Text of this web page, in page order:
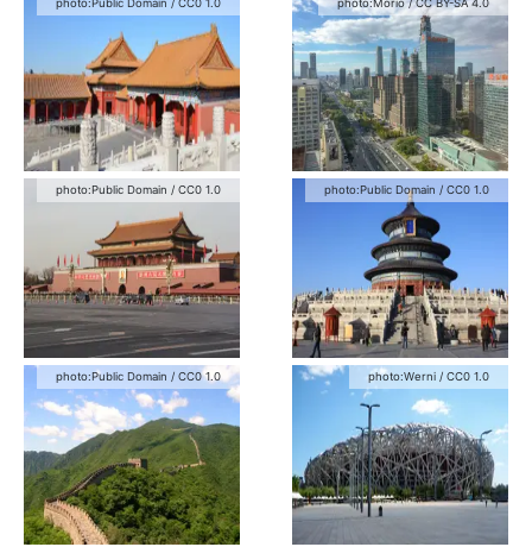
photo:Public Domain / CC0 1.0 photo:Morio /CC BY-SA 4.0
photo:Public Domain / CC0 1.0 photo:Public Domain / CC0 1.0
photo:Public Domain / CC0 1.0 photo:Werni / CC0 1.0